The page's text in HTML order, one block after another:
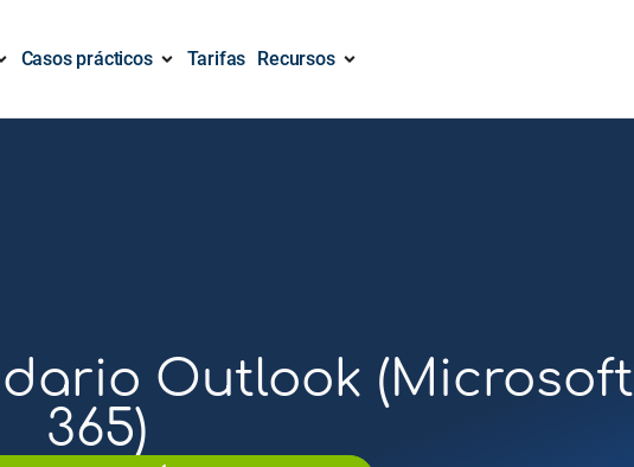
Casos prácticos Tarifas Recursos
Outlook (Microsoft
365)